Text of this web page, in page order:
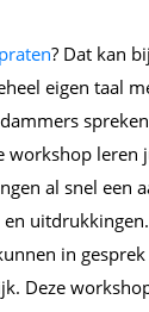
? Dat kan
eigen taal
workshop leren
al snel een
in
Deze